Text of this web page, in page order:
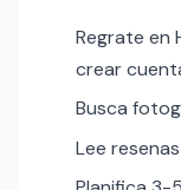
Regrate en
crear
Busca
Lee